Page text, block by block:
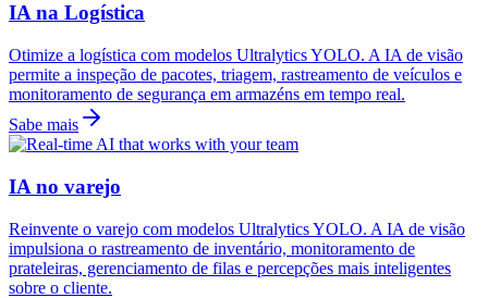
IA na Logística
Otimize a logística com modelos Ultralytics YOLO. A IA de visão
permite a inspeção de pacotes, triagem, rastreamento de veículos e
monitoramento de segurança em armazéns em tempo real.
Sabe mais
IA no varejo
Reinvente o varejo com modelos Ultralytics YOLO. A IA de visão
impulsiona o rastreamento de inventário, monitoramento de
prateleiras, gerenciamento de filas e percepções mais inteligentes
sobre o cliente.